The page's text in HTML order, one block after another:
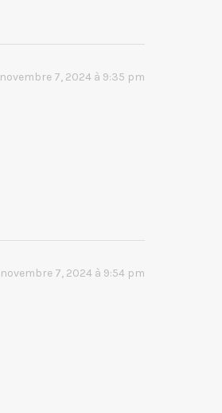
novembre 7, 2024 à 9:35 pm
novembre 7, 2024 à 9:54 pm